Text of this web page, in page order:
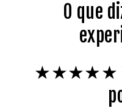
O que
★★★★★